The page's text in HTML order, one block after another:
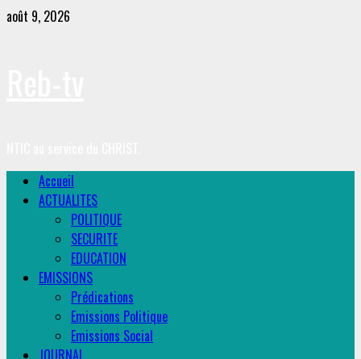
Skip
août 9, 2026
Primary
Menu
Accueil
ACTUALITES
POLITIQUE
SECURITE
EDUCATION
EMISSIONS
Prédications
Emissions Politique
Emissions Social
JOURNAL